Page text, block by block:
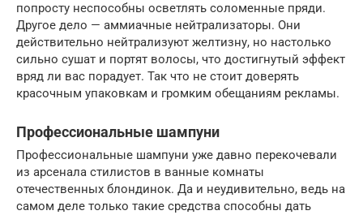
попросту неспособны осветлять соломенные пряди.
Другое дело — аммиачные нейтрализаторы. Они
действительно нейтрализуют желтизну, но настолько
сильно сушат и портят волосы, что достигнутый эффект
вряд ли вас порадует. Так что не стоит доверять
красочным упаковкам и громким обещаниям рекламы.
Профессиональные шампуни
Профессиональные шампуни уже давно перекочевали
из арсенала стилистов в ванные комнаты
отечественных блондинок. Да и неудивительно, ведь на
самом деле только такие средства способны дать